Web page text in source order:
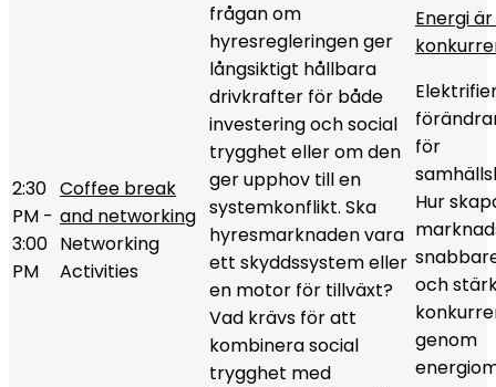
2:30
PM -
3:00
PM
Coffee break
and networking
Networking
Activities
frågan om
hyresregleringen ger
långsiktigt hållbara
drivkrafter för både
investering och social
trygghet eller om den
ger upphov till en
systemkonflikt. Ska
hyresmarknaden vara
ett skyddssystem eller
en motor för tillväxt?
Vad krävs för att
kombinera social
trygghet med
Energi
för
Hur
och
genom